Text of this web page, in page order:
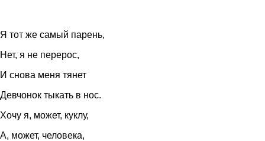
Я тот же самый парень,
Нет, я не перерос,
И снова меня тянет
Девчонок тыкать в нос.
Хочу я, может, куклу,
А, может, человека,